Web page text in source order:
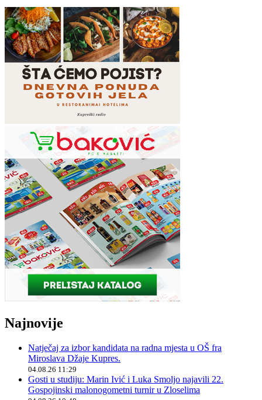
Najnovije
Natječaj za izbor kandidata na radna mjesta u OŠ fra
Miroslava Džaje Kupres.
04.08.26 11:29
Gosti u studiju: Marin Ivić i Luka Smoljo najavili 22.
Gospojinski malonogometni turnir u Zloselima